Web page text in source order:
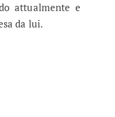
attualmente e
da lui.